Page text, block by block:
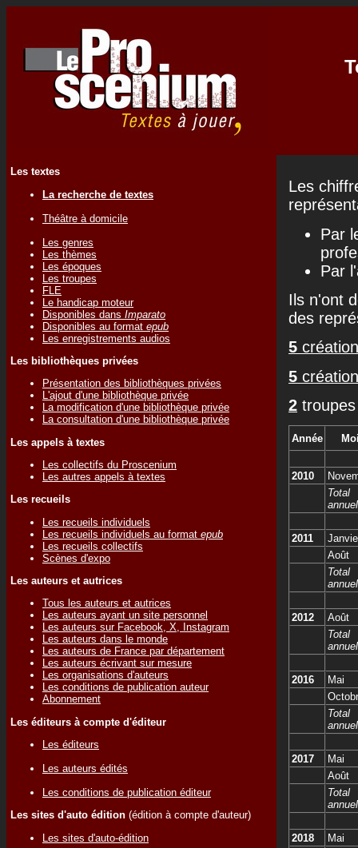
Les textes
La recherche de textes
Théâtre à domicile
Les genres
Les thèmes
Les époques
Les troupes
FLE
Le handicap moteur
Disponibles dans Imparato
Disponibles au format epub
Les enregistrements audios
Les bibliothèques privées
Présentation des bibliothèques privées
L'ajout d'une bibliothèque privée
La modification d'une bibliothèque privée
La consultation d'une bibliothèque privée
Les appels à textes
Les collectifs du Proscenium
Les autres appels à textes
Les recueils
Les recueils individuels
Les recueils individuels au format epub
Les recueils collectifs
Scènes d'expo
Les auteurs et autrices
Tous les auteurs et autrices
Les auteurs ayant un site personnel
Les auteurs sur Facebook, X, Instagram
Les auteurs dans le monde
Les auteurs de France par département
Les auteurs écrivant sur mesure
Les organisations d'auteurs
Les conditions de publication auteur
Abonnement
Les éditeurs à compte d'éditeur
Les éditeurs
Les auteurs édités
Les conditions de publication éditeur
Les sites d'auto édition (édition à compte d'auteur)
Les sites d'auto-édition
Les
Par
Par
Ils n'ont
des
5
5
2
Année
2010
Total
annuel
2011
Août
Total
annuel
2012
Août
Total
annuel
2016
Mai
Total
annuel
2017
Mai
Août
Total
annuel
2018
Mai